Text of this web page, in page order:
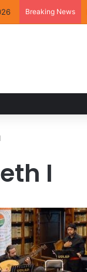
Breaking News
I